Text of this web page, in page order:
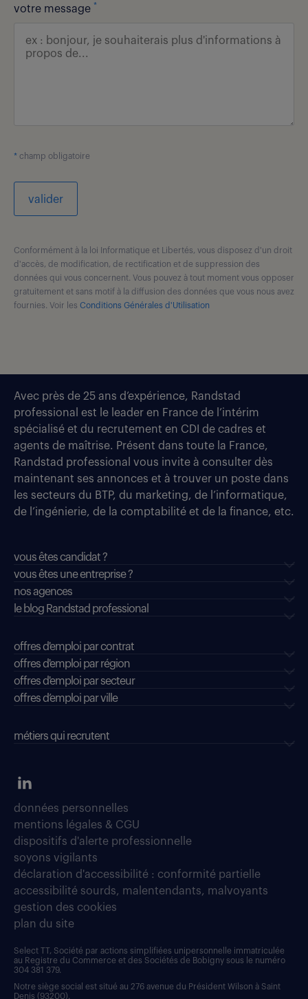
votre message *
* champ obligatoire
valider
Conformément à la loi Informatique et Libertés, vous disposez d'un droit
d'accès, de modification, de rectification et de suppression des
données qui vous concernent. Vous pouvez à tout moment vous opposer
gratuitement et sans motif à la diffusion des données que vous nous avez
fournies. Voir les Conditions Générales d'Utilisation
Avec près de 25 ans d’expérience, Randstad
professional est le leader en France de l’intérim
spécialisé et du recrutement en CDI de cadres et
agents de maîtrise. Présent dans toute la France,
Randstad professional vous invite à consulter dès
maintenant ses annonces et à trouver un poste dans
les secteurs du BTP, du marketing, de l’informatique,
de l’ingénierie, de la comptabilité et de la finance, etc.
vous êtes candidat ?
vous êtes une entreprise ?
nos agences
le blog Randstad professional
offres d'emploi par contrat
offres d'emploi par région
offres d'emploi par secteur
offres d’emploi par ville
métiers qui recrutent
données personnelles
mentions légales & CGU
dispositifs d'alerte professionnelle
soyons vigilants
déclaration d'accessibilité : conformité partielle
accessibilité sourds, malentendants, malvoyants
gestion des cookies
plan du site
Select TT, Société par actions simplifiées unipersonnelle immatriculée
au Registre du Commerce et des Sociétés de Bobigny sous le numéro
304 381 379.
Notre siège social est situé au 276 avenue du Président Wilson à Saint
Denis (93200).